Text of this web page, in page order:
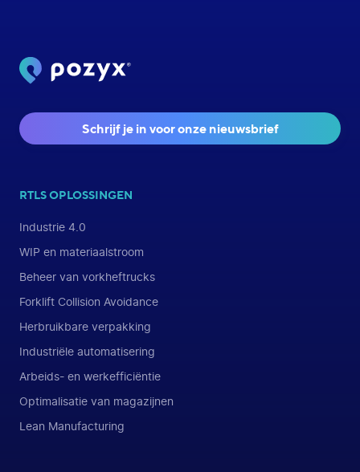
Schrijf je in voor onze nieuwsbrief
RTLS OPLOSSINGEN
Industrie 4.0
WIP en materiaalstroom
Beheer van vorkheftrucks
Forklift Collision Avoidance
Herbruikbare verpakking
Industriële automatisering
Arbeids- en werkefficiëntie
Optimalisatie van magazijnen
Lean Manufacturing